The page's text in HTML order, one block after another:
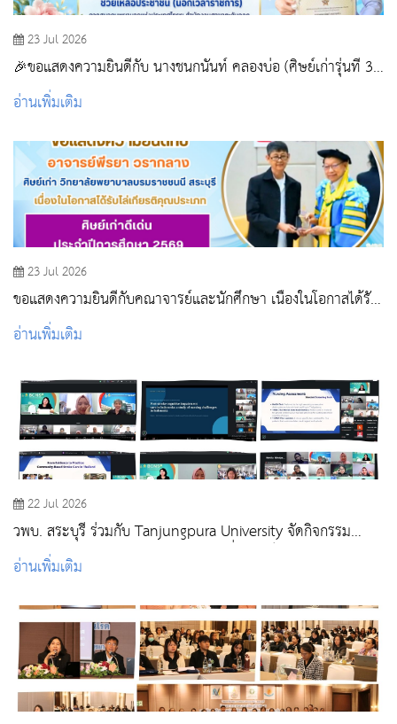
23 Jul 2026
🎉ขอแสดงความยินดีกับ นางชนกนันท์ คลองบ่อ (ศิษย์เก่ารุ่นที่ 30
วิทยาลัยพยาบาลบรมราชชนนี สระบุรี)
อ่านเพิ่มเติม
23 Jul 2026
ขอแสดงความยินดีกับคณาจารย์และนักศึกษา เนื่องในโอกาสได้รับ
รางวัลในพิธีไหว้ครู สถาบันพระบรมราชชนก ประจำปีการศึกษา
2569
อ่านเพิ่มเติม
22 Jul 2026
วพบ. สระบุรี ร่วมกับ Tanjungpura University จัดกิจกรรม
Global Classroom (Online) แลกเปลี่ยนองค์ความรู้ด้านการ
พยาบาลผู้ใหญ่และผู้สูงอายุ
อ่านเพิ่มเติม